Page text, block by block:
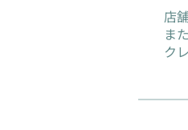
店
ま
ク